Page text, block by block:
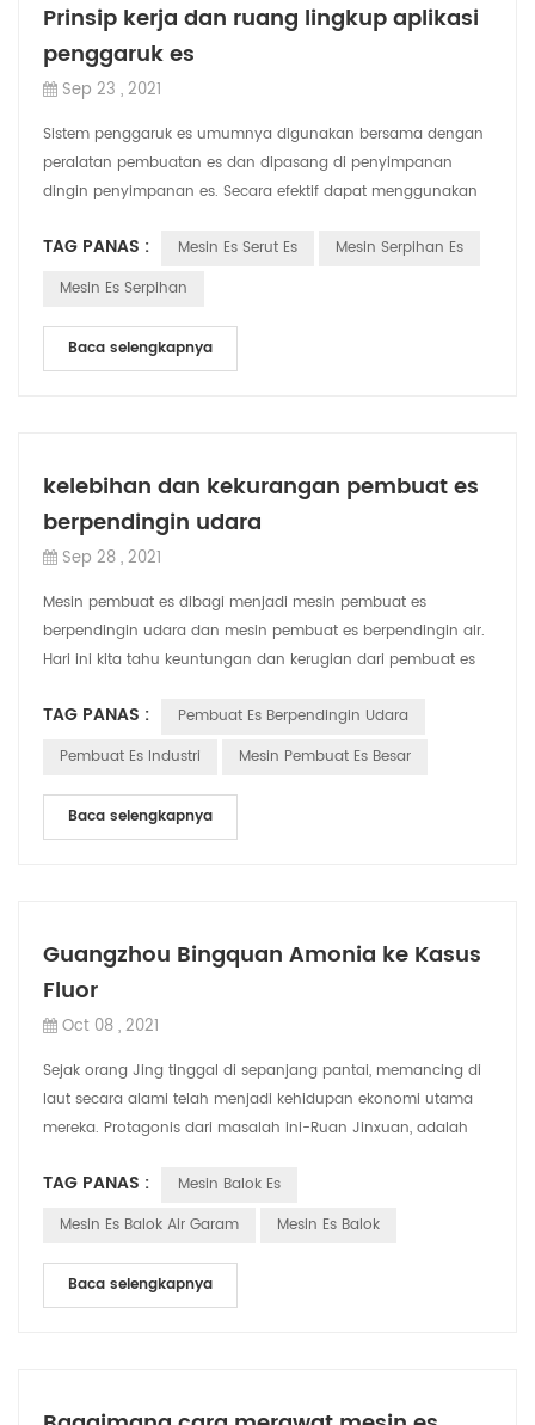
Prinsip kerja dan ruang lingkup aplikasi
penggaruk es
Sep 23 , 2021
Sistem penggaruk es umumnya digunakan bersama dengan
peralatan pembuatan es dan dipasang di penyimpanan
dingin penyimpanan es. Secara efektif dapat menggunakan
TAG PANAS : Mesin Es Serut Es
Mesin Serpihan Es
Mesin Es Serpihan
Baca selengkapnya
kelebihan dan kekurangan pembuat es
berpendingin udara
Sep 28 , 2021
Mesin pembuat es dibagi menjadi mesin pembuat es
berpendingin udara dan mesin pembuat es berpendingin air.
Hari ini kita tahu keuntungan dan kerugian dari pembuat es
TAG PANAS :
Pembuat Es Berpendingin Udara
Pembuat Es Industri
Mesin Pembuat Es Besar
Baca selengkapnya
Guangzhou Bingquan Amonia ke Kasus
Fluor
Oct 08 , 2021
Sejak orang Jing tinggal di sepanjang pantai, memancing di
laut secara alami telah menjadi kehidupan ekonomi utama
mereka. Protagonis dari masalah ini-Ruan Jinxuan, adalah
TAG PANAS :
Mesin Balok Es
Mesin Es Balok Air Garam
Mesin Es Balok
Baca selengkapnya